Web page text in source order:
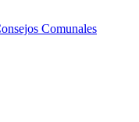
Comunales